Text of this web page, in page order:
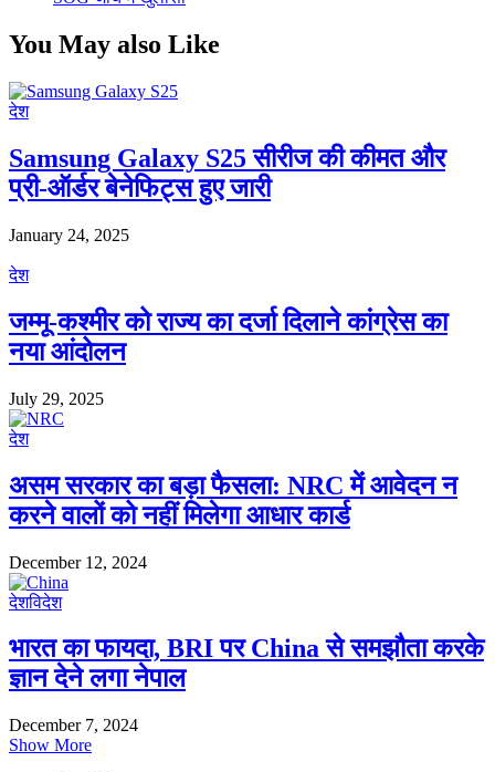
You May also Like
देश
Samsung Galaxy S25 सीरीज की कीमत और
प्री-ऑर्डर बेनेफिट्स हुए जारी
January 24, 2025
देश
जम्मू-कश्मीर को राज्य का दर्जा दिलाने कांग्रेस का
नया आंदोलन
July 29, 2025
देश
असम सरकार का बड़ा फैसला: NRC में आवेदन न
करने वालों को नहीं मिलेगा आधार कार्ड
December 12, 2024
देशविदेश
भारत का फायदा, BRI पर China से समझौता करके
ज्ञान देने लगा नेपाल
December 7, 2024
Show More